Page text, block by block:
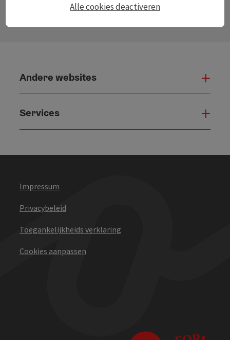
Andere websites
Services
Impressum
Privacybeleid
Toegankelijkheids verklaring
Cookies aanpassen
Alle cookies deactiveren